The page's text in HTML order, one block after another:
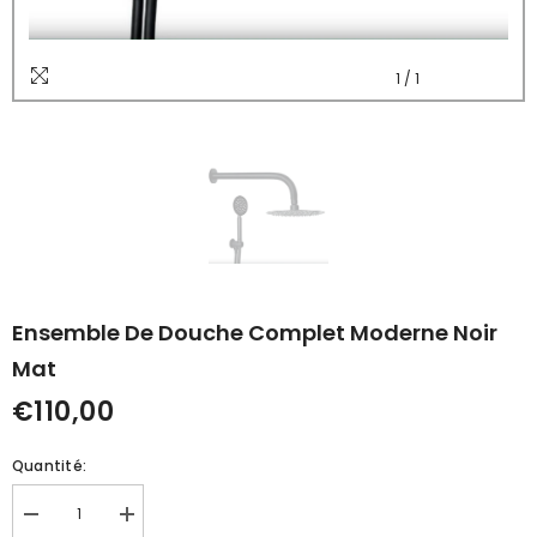
1 / 1
Ensemble De Douche Complet Moderne Noir
Mat
€110,00
Quantité:
Réduire
Augmenter